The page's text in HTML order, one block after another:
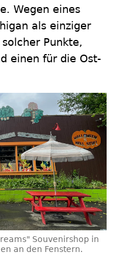
Wegen eines
als einziger
Punkte,
einen für die Ost-
Souvenirshop in
an den Fenstern.